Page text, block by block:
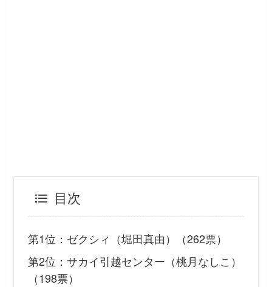
目次
第1位：ゼクシィ（堀田真由）（262票）
第2位：サカイ引越センター（桃月なしこ）
（198票）